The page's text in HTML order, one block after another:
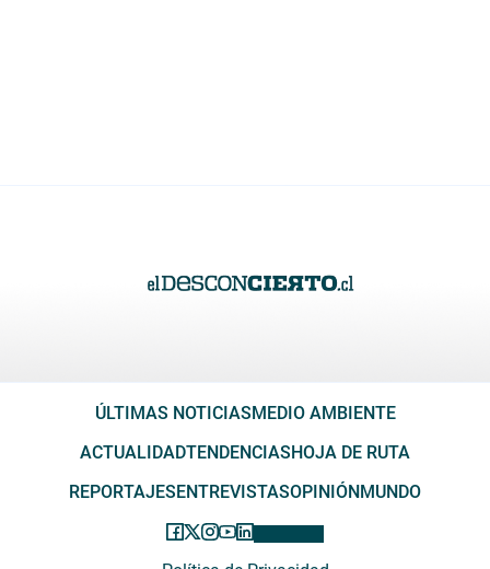
ÚLTIMAS NOTICIASMEDIO AMBIENTE
ACTUALIDADTENDENCIASHOJA DE RUTA
REPORTAJESENTREVISTASOPINIÓNMUNDO